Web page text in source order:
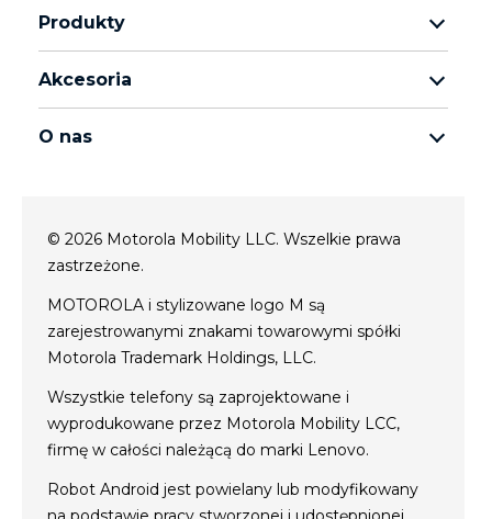
Produkty
rodzina moto g
Akcesoria
O nas
conditions of sale
polityka prywatności
Website Privacy
innowacja
Cookies
polityka prywatności
© 2026 Motorola Mobility LLC. Wszelkie prawa
zastrzeżone.
MOTOROLA i stylizowane logo M są
zarejestrowanymi znakami towarowymi spółki
Motorola Trademark Holdings, LLC.
Wszystkie telefony są zaprojektowane i
wyprodukowane przez Motorola Mobility LCC,
firmę w całości należącą do marki Lenovo.
Robot Android jest powielany lub modyfikowany